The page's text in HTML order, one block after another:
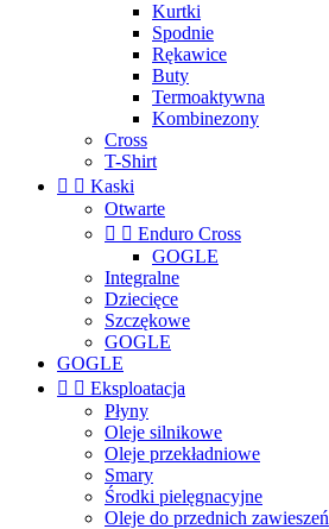
Kurtki
Spodnie
Rękawice
Buty
Termoaktywna
Kombinezony
Cross
T-Shirt
  Kaski
Otwarte
  Enduro Cross
GOGLE
Integralne
Dziecięce
Szczękowe
GOGLE
GOGLE
  Eksploatacja
Płyny
Oleje silnikowe
Oleje przekładniowe
Smary
Środki pielęgnacyjne
Oleje do przednich zawieszeń